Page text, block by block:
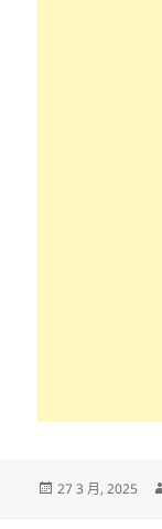
發
27 3 月, 2025